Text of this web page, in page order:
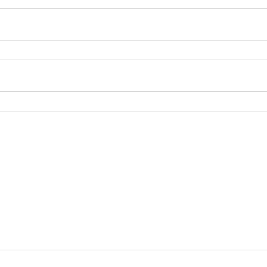
og virkelig vekt. Dette påvirker